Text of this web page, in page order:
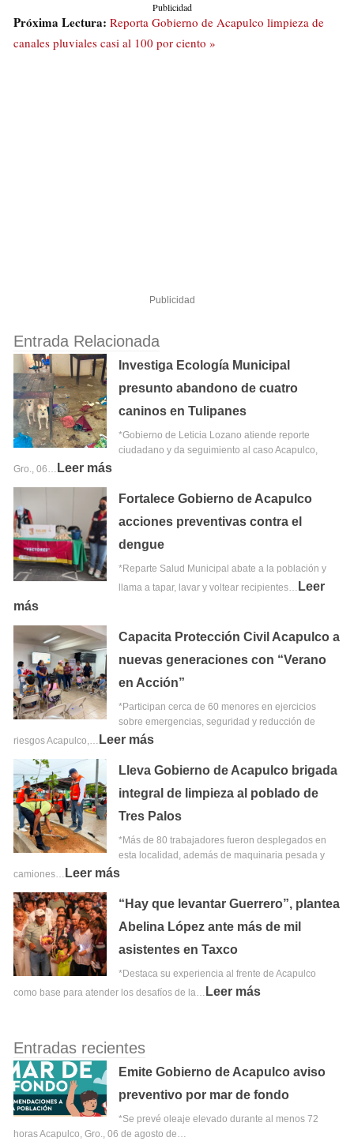
Publicidad
Próxima Lectura: Reporta Gobierno de Acapulco limpieza de
canales pluviales casi al 100 por ciento »
Publicidad
Entrada Relacionada
Investiga Ecología Municipal
presunto abandono de cuatro
caninos en Tulipanes
*Gobierno de Leticia Lozano atiende reporte
ciudadano y da seguimiento al caso Acapulco,
Gro., 06… Leer más
Fortalece Gobierno de Acapulco
acciones preventivas contra el
dengue
*Reparte Salud Municipal abate a la población y
llama a tapar, lavar y voltear recipientes… Leer
más
Capacita Protección Civil Acapulco a
nuevas generaciones con “Verano
en Acción”
*Participan cerca de 60 menores en ejercicios
sobre emergencias, seguridad y reducción de
riesgos Acapulco,… Leer más
Lleva Gobierno de Acapulco brigada
integral de limpieza al poblado de
Tres Palos
*Más de 80 trabajadores fueron desplegados en
esta localidad, además de maquinaria pesada y
camiones… Leer más
“Hay que levantar Guerrero”, plantea
Abelina López ante más de mil
asistentes en Taxco
*Destaca su experiencia al frente de Acapulco
como base para atender los desafíos de la… Leer más
Entradas recientes
Emite Gobierno de Acapulco aviso
preventivo por mar de fondo
*Se prevé oleaje elevado durante al menos 72
horas Acapulco, Gro., 06 de agosto de…